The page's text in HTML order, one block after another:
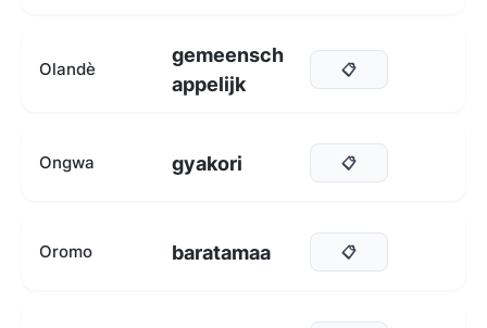
Olandè
gemeensch
appelijk
📋
Ongwa gyakori 📋
Oromo baratamaa 📋